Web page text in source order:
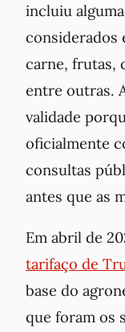
incluiu
considerados
carne, frutas,
entre outras.
validade
oficialmente
consultas
antes que as
Em abril de
tarifaço de
base do
que foram os